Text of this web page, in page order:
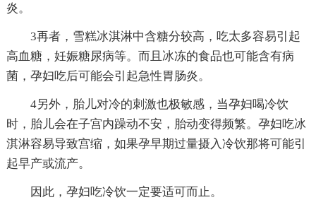
炎。
3再者，雪糕冰淇淋中含糖分较高，吃太多容易引起
高血糖，妊娠糖尿病等。而且冰冻的食品也可能含有病
菌，孕妇吃后可能会引起急性胃肠炎。
4另外，胎儿对冷的刺激也极敏感，当孕妇喝冷饮
时，胎儿会在子宫内躁动不安，胎动变得频繁。孕妇吃冰
淇淋容易导致宫缩，如果孕早期过量摄入冷饮那将可能引
起早产或流产。
因此，孕妇吃冷饮一定要适可而止。